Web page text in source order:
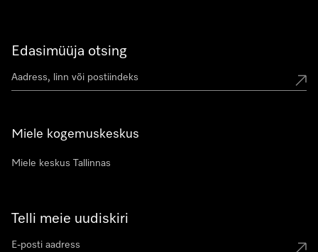
Edasimüüja otsing
Miele kogemuskeskus
Miele keskus Tallinnas
Telli meie uudiskiri